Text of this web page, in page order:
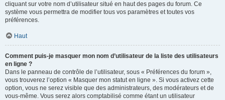
cliquant sur votre nom d’utilisateur situé en haut des pages du forum. Ce
système vous permettra de modifier tous vos paramètres et toutes vos
préférences.
Haut
Comment puis-je masquer mon nom d’utilisateur de la liste des utilisateurs
en ligne ?
Dans le panneau de contrôle de l’utilisateur, sous « Préférences du forum »,
vous trouverez l’option « Masquer mon statut en ligne ». Si vous activez cette
option, vous ne serez visible que des administrateurs, des modérateurs et de
vous-même. Vous serez alors comptabilisé comme étant un utilisateur